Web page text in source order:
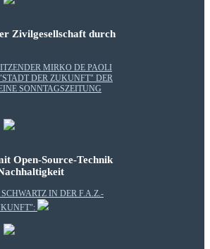
Zivilgesellschaft durch
MIRKO DE PAOLI
DER ZUKUNFT" DER
SONNTAGSZEITUNG
Open-Source-Technik
IN DER F.A.Z.-